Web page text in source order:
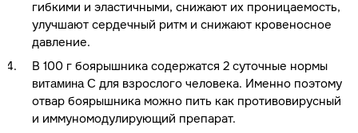
гибкими и эластичными, снижают их проницаемость,
улучшают сердечный ритм и снижают кровеносное
давление.
В 100 г боярышника содержатся 2 суточные нормы
витамина С для взрослого человека. Именно поэтому
отвар боярышника можно пить как противовирусный
и иммуномодулирующий препарат.